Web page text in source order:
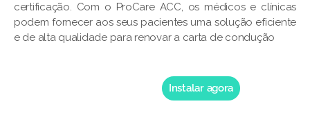
certificação. Com o ProCare ACC, os médicos e clínicas
podem fornecer aos seus pacientes uma solução eficiente
e de alta qualidade para renovar a carta de condução
Instalar agora